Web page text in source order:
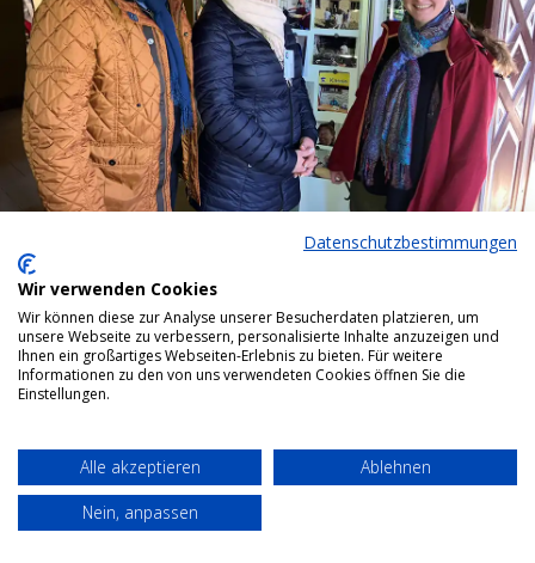
Datenschutzbestimmungen
Wir verwenden Cookies
Wir können diese zur Analyse unserer Besucherdaten platzieren, um
unsere Webseite zu verbessern, personalisierte Inhalte anzuzeigen und
Ihnen ein großartiges Webseiten-Erlebnis zu bieten. Für weitere
Informationen zu den von uns verwendeten Cookies öffnen Sie die
Einstellungen.
Alle akzeptieren
Ablehnen
Nein, anpassen